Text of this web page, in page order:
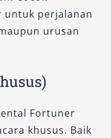
untuk perjalanan
urusan
Fortuner
khusus. Baik